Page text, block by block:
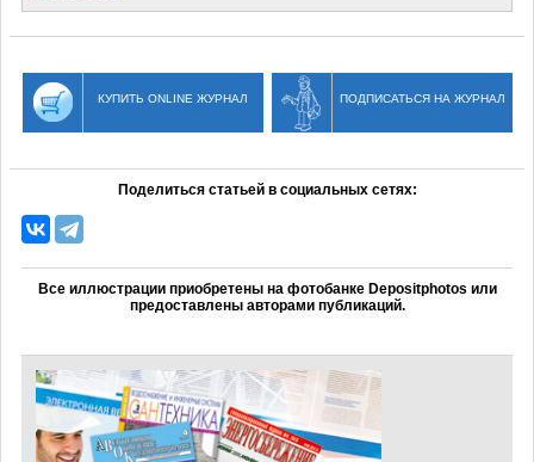
КУПИТЬ ONLINE ЖУРНАЛ ПОДПИСАТЬСЯ НА ЖУРНАЛ
Поделиться статьей в социальных сетях:
Все иллюстрации приобретены на фотобанке Depositphotos или
предоставлены авторами публикаций.